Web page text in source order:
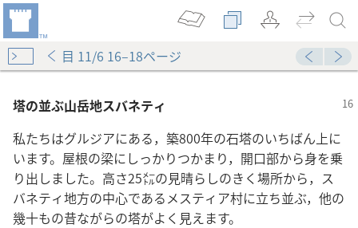
目 11/6 16–18ページ
塔の並ぶ山岳地スバネティ
私たちはグルジアにある，築800年の石塔のいちばん上に
います。屋根の梁にしっかりつかまり，開口部から身を乗
り出しました。高さ25㍍の見晴らしのきく場所から，ス
バネティ地方の中心であるメスティア村に立ち並ぶ，他の
幾十もの昔ながらの塔がよく見えます。